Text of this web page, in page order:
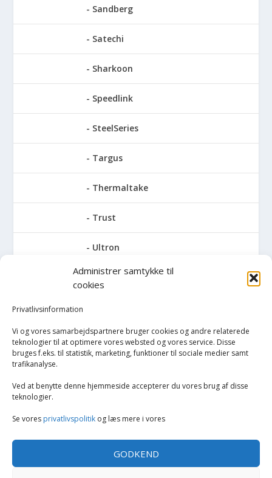
Administrer samtykke til
cookies
Privatlivsinformation
Vi og vores samarbejdspartnere bruger cookies og andre relaterede
teknologier til at optimere vores websted og vores service. Disse
bruges f.eks. til statistik, marketing, funktioner til sociale medier samt
trafikanalyse.
Ved at benytte denne hjemmeside accepterer du vores brug af disse
teknologier.
Se vores privatlivspolitik og læs mere i vores
GODKEND
Sandberg
Satechi
Sharkoon
Speedlink
SteelSeries
Targus
Thermaltake
Trust
Ultron
V7
Zalman
Ferie og fritid